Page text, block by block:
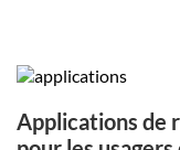
Applications de